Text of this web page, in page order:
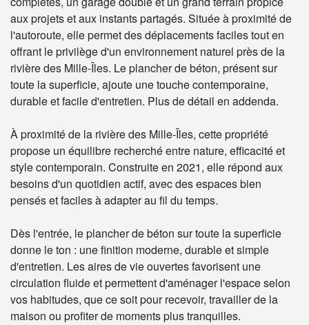
aux projets et aux instants partagés. Située à proximité de
l'autoroute, elle permet des déplacements faciles tout en
offrant le privilège d'un environnement naturel près de la
rivière des Mille-Îles. Le plancher de béton, présent sur
toute la superficie, ajoute une touche contemporaine,
durable et facile d'entretien. Plus de détail en addenda.
À proximité de la rivière des Mille-Îles, cette propriété
propose un équilibre recherché entre nature, efficacité et
style contemporain. Construite en 2021, elle répond aux
besoins d'un quotidien actif, avec des espaces bien
pensés et faciles à adapter au fil du temps.
Dès l'entrée, le plancher de béton sur toute la superficie
donne le ton : une finition moderne, durable et simple
d'entretien. Les aires de vie ouvertes favorisent une
circulation fluide et permettent d'aménager l'espace selon
vos habitudes, que ce soit pour recevoir, travailler de la
maison ou profiter de moments plus tranquilles.